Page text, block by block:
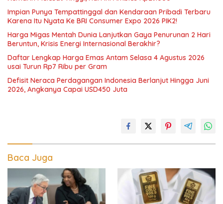
Impian Punya Tempattinggal dan Kendaraan Pribadi Terbaru
Karena Itu Nyata Ke BRI Consumer Expo 2026 PIK2!
Harga Migas Mentah Dunia Lanjutkan Gaya Penurunan 2 Hari
Beruntun, Krisis Energi Internasional Berakhir?
Daftar Lengkap Harga Emas Antam Selasa 4 Agustus 2026
usai Turun Rp7 Ribu per Gram
Defisit Neraca Perdagangan Indonesia Berlanjut Hingga Juni
2026, Angkanya Capai USD450 Juta
Baca Juga